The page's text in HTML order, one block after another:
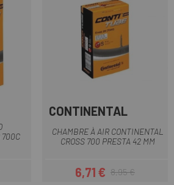
700C
CONTINENTAL
CHAMBRE À AIR CONTINENTAL
CROSS 700 PRESTA 42 MM
Prix
6,71 €Prix habituel
8,95 €